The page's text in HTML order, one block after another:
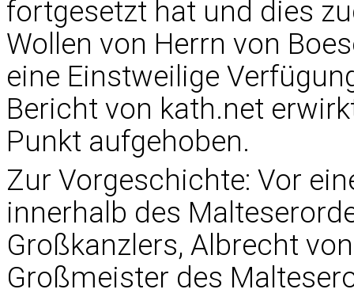
fortgesetzt hat und dies
Wollen von Herrn von
eine Einstweilige
Bericht von kath.net
Punkt aufgehoben.
Zur Vorgeschichte: Vor
innerhalb des
Großkanzlers, Albrecht
Großmeister des